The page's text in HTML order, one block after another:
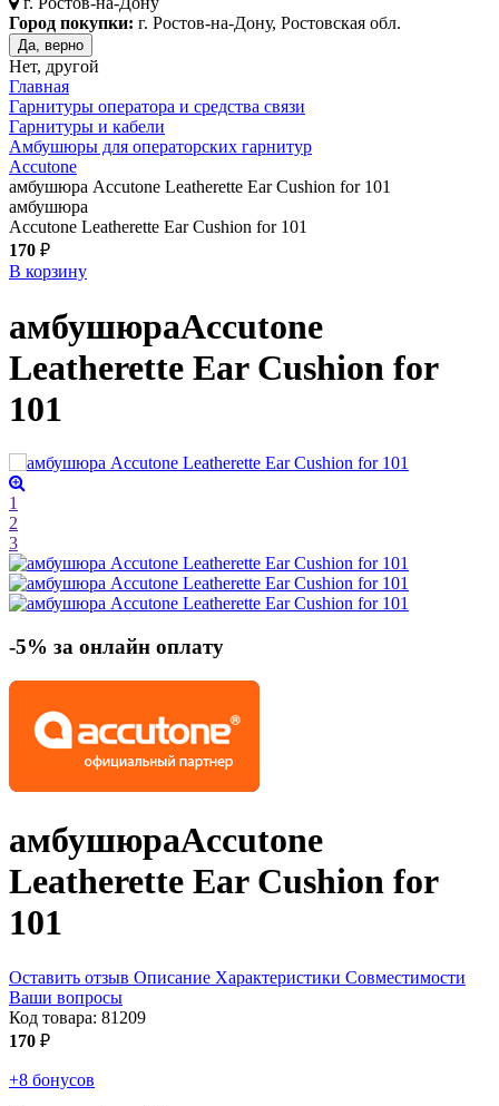
Город покупки: г. Ростов-на-Дону, Ростовская обл.
Да, верно
Нет, другой
Главная
Гарнитуры оператора и средства связи
Гарнитуры и кабели
Амбушюры для операторских гарнитур
Accutone
амбушюра Accutone Leatherette Ear Cushion for 101
амбушюра
Accutone Leatherette Ear Cushion for 101
170 ₽
В корзину
амбушюраAccutone
Leatherette Ear Cushion for
101
1
2
3
-5% за онлайн оплату
амбушюраAccutone
Leatherette Ear Cushion for
101
Оставить отзыв Описание Характеристики Совместимости
Ваши вопросы
Код товара: 81209
170 ₽
+8 бонусов